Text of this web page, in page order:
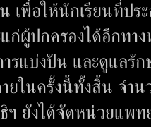
น เพื่อให้นักเรียนที่ปร
ก่ผู้ปกครองได้อีกทาง
ารแบ่งปัน และดูแลรั
ยในครั้งนี้ทั้งสิ้น จำ
ฯ ยังได้จัดหน่วยแพท